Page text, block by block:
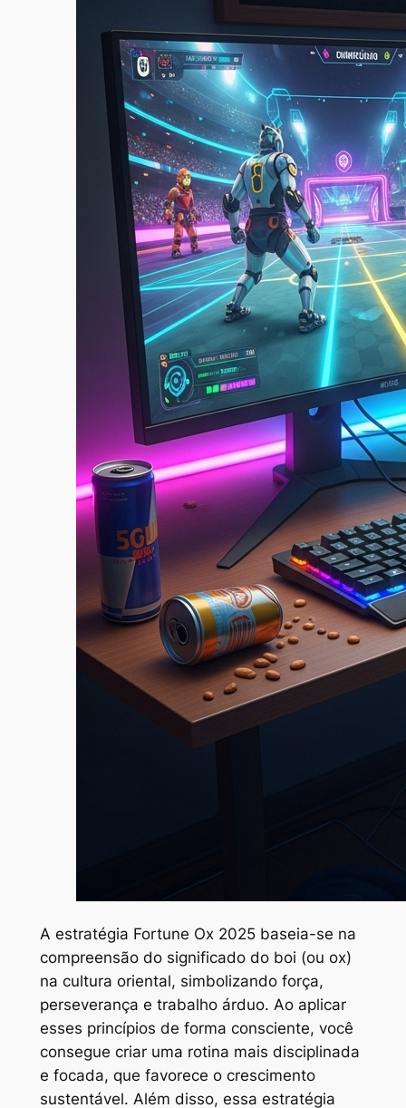
A estratégia Fortune Ox 2025 baseia-se na
compreensão do significado do boi (ou ox)
na cultura oriental, simbolizando força,
perseverança e trabalho árduo. Ao aplicar
esses princípios de forma consciente, você
consegue criar uma rotina mais disciplinada
e focada, que favorece o crescimento
sustentável. Além disso, essa estratégia